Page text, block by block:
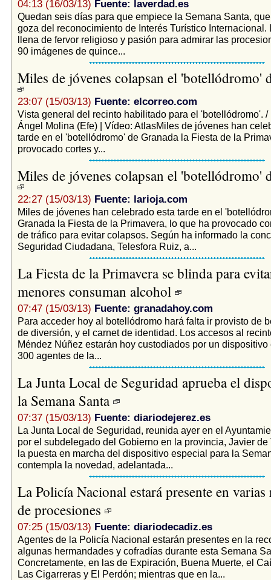
04:13 (16/03/13) Fuente: laverdad.es
Quedan seis días para que empiece la Semana Santa,
goza del reconocimiento de Interés Turístico Internacional.
llena de fervor religioso y pasión para admirar las
90 imágenes de quince...
Miles de jóvenes colapsan el 'botellódromo'
23:07 (15/03/13) Fuente: elcorreo.com
Vista general del recinto habilitado para el 'botellódromo'. /
Ángel Molina (Efe) | Vídeo: AtlasMiles de jóvenes han
tarde en el 'botellódromo' de Granada la Fiesta de la
provocado cortes y...
Miles de jóvenes colapsan el 'botellódromo'
22:27 (15/03/13) Fuente: larioja.com
Miles de jóvenes han celebrado esta tarde en el
Granada la Fiesta de la Primavera, lo que ha provocado
de tráfico para evitar colapsos. Según ha informado la
Seguridad Ciudadana, Telesfora Ruiz, a...
La Fiesta de la Primavera se blinda para
menores consuman alcohol
07:47 (15/03/13) Fuente: granadahoy.com
Para acceder hoy al botellódromo hará falta ir provisto de
de diversión, y el carnet de identidad. Los accesos al
Méndez Núñez estarán hoy custodiados por un
300 agentes de la...
La Junta Local de Seguridad aprueba el
la Semana Santa
07:37 (15/03/13) Fuente: diariodejerez.es
La Junta Local de Seguridad, reunida ayer en el
por el subdelegado del Gobierno en la provincia, Javier de
la puesta en marcha del dispositivo especial para la
contempla la novedad, adelantada...
La Policía Nacional estará presente en varias
de procesiones
07:25 (15/03/13) Fuente: diariodecadiz.es
Agentes de la Policía Nacional estarán presentes en la
algunas hermandades y cofradías durante esta Semana
Concretamente, en las de Expiración, Buena Muerte, el
Las Cigarreras y El Perdón; mientras que en la...